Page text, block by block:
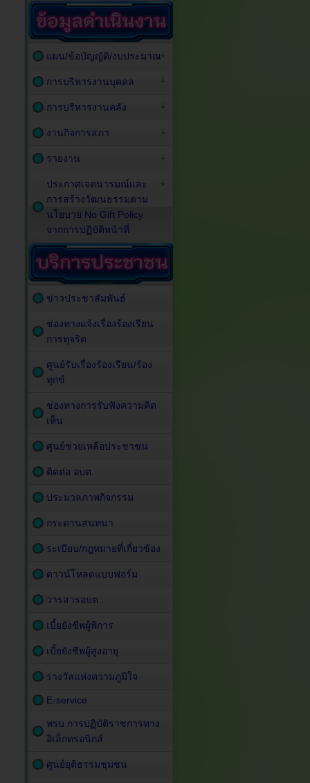
แผน/ข้อบัญญัติ/งบประมาณ
การบริหารงานบุคคล
การบริหารงานคลัง
งานกิจการสภา
รายงาน
ประกาศเจตนารมณ์และ
การสร้างวัฒนธรรมตาม
นโยบาย No Gift Policy
จากการปฏิบัติหน้าที่
ข่าวประชาสัมพันธ์
ช่องทางแจ้งเรื่องร้องเรียน
การทุจริต
ศูนย์รับเรื่องร้องเรียน/ร้อง
ทุกข์
ช่องทางการรับฟังความคิด
เห็น
ศูนย์ช่วยเหลือประชาชน
ติดต่อ อบต.
ประมวลภาพกิจกรรม
กระดานสนทนา
ระเบียบ/กฎหมายที่เกี่ยวข้อง
ดาวน์โหลดแบบฟอร์ม
วารสารอบต.
เบี้ยยังชีพผู้พิการ
เบี้ยยังชีพผู้สูงอายุ
รางวัลแห่งความภูมิใจ
E-service
พรบ.การปฏิบัติราชการทาง
อิเล็กทรอนิกส์
ศูนย์ยุติธรรมชุมชน